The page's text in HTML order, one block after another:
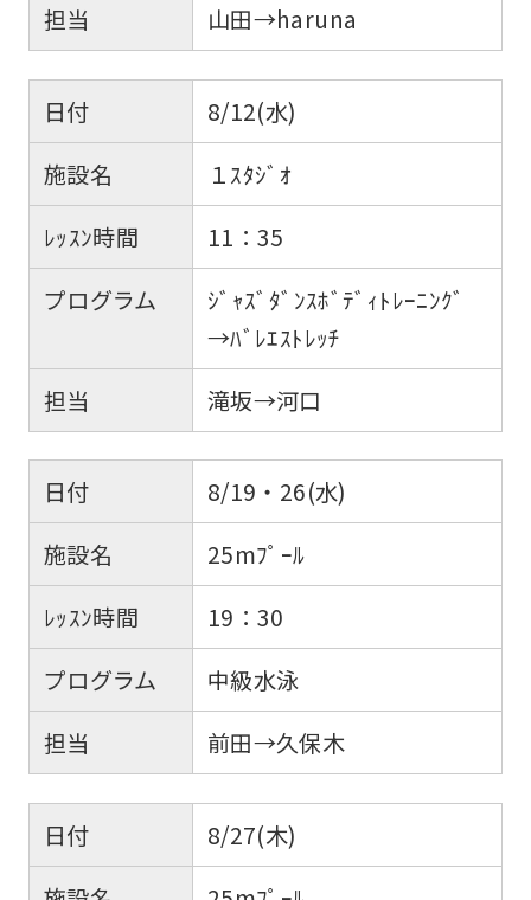
担当
山田→haruna
日付
8/12(水)
施設名
１ｽﾀｼﾞｵ
ﾚｯｽﾝ時間
11：35
プログラム
ｼﾞｬｽﾞﾀﾞﾝｽﾎﾞﾃﾞｨﾄﾚｰﾆﾝｸﾞ
→ﾊﾞﾚｴｽﾄﾚｯﾁ
担当
滝坂→河口
日付
8/19・26(水)
施設名
25mﾌﾟｰﾙ
ﾚｯｽﾝ時間
19：30
プログラム
中級水泳
担当
前田→久保木
日付
8/27(木)